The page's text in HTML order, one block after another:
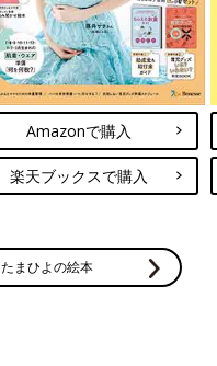
Amazonで購入
楽天ブックスで購入
たまひよの絵本